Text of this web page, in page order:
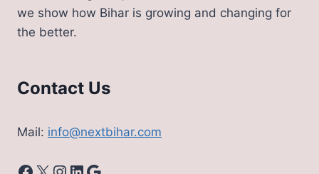
लेटर,
तिथि
we show how Bihar is growing and changing for
the better.
Contact Us
Mail: info@nextbihar.com